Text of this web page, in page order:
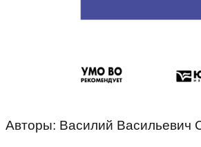
Авторы: Василий Васильевич